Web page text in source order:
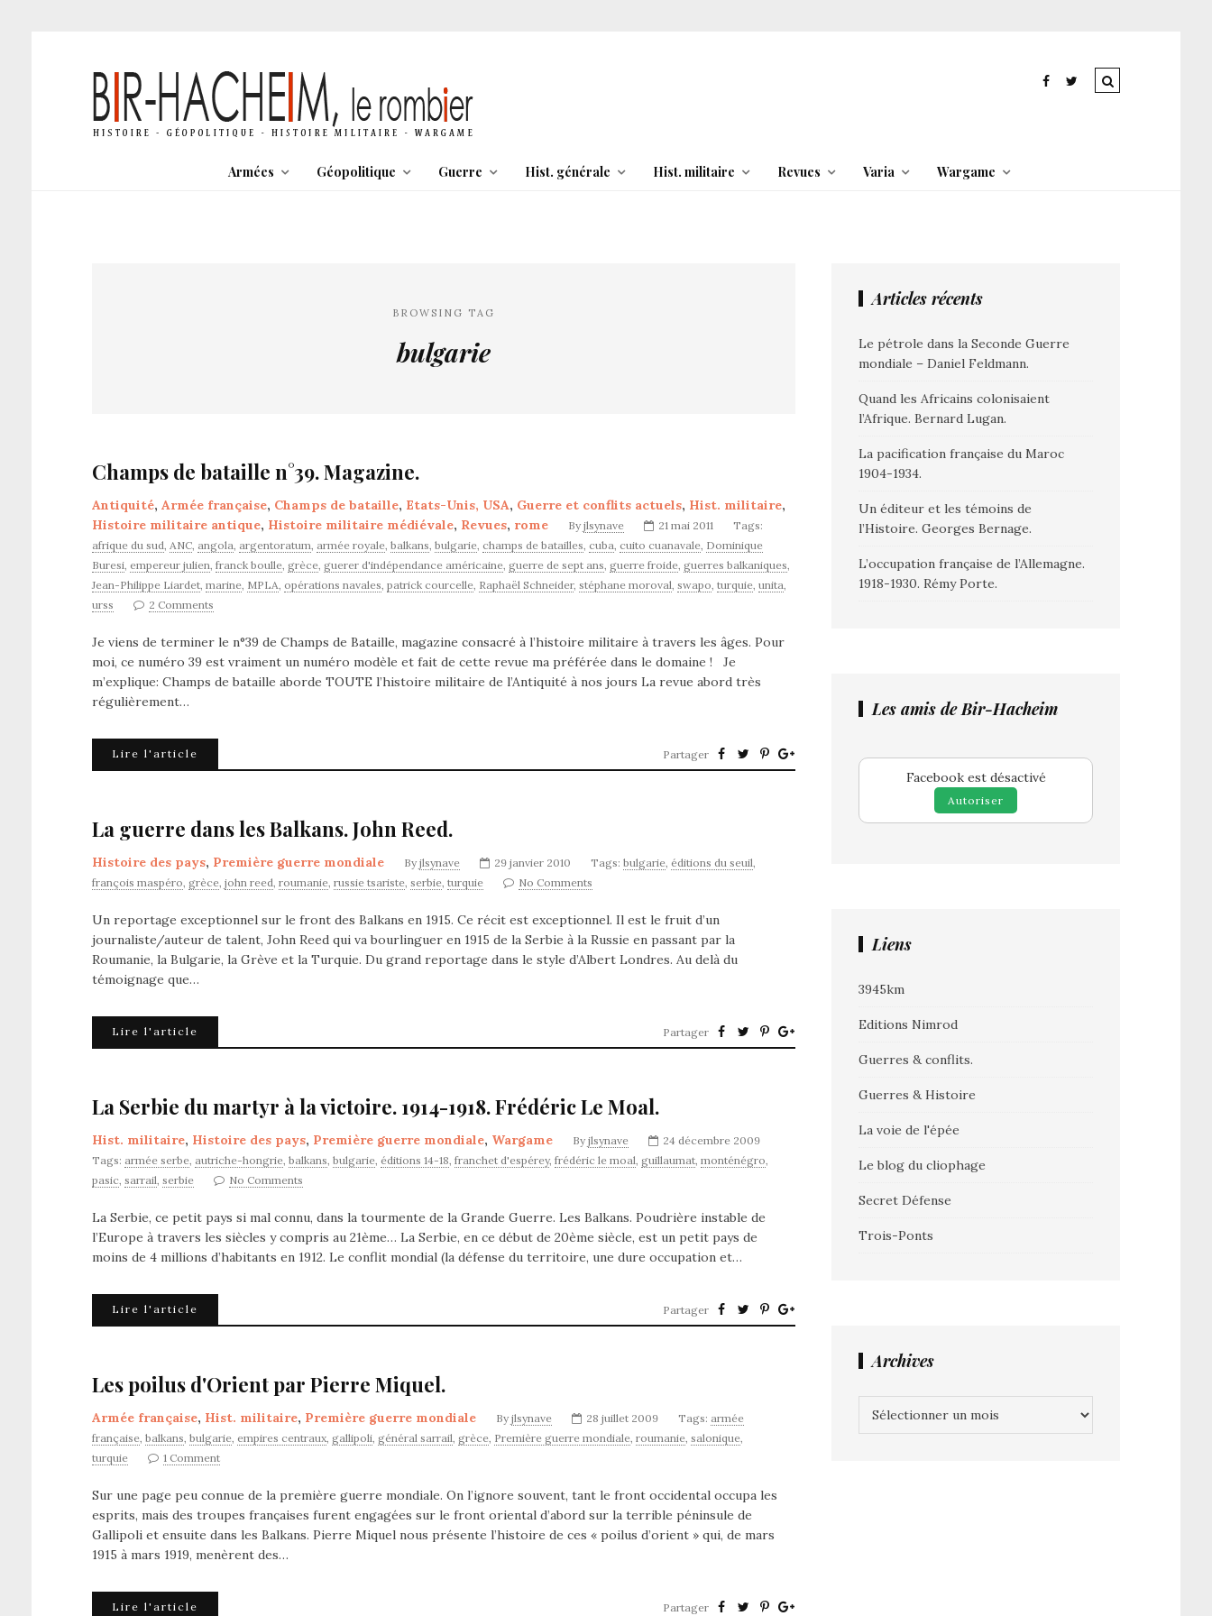
Armées Géopolitique Guerre Hist. générale Hist. militaire Revues Varia Wargame
BROWSING TAG
bulgarie
Champs de bataille n°39. Magazine.
Antiquité, Armée française, Champs de bataille, Etats-Unis, USA, Guerre et conflits actuels, Hist. militaire,
Histoire militaire antique, Histoire militaire médiévale, Revues, rome By jlsynave 21 mai 2011
Tags:
afrique du sud, ANC, angola, argentoratum, armée royale, balkans, bulgarie, champs de batailles, cuba, cuito cuanavale, Dominique
Buresi, empereur julien, franck boulle, grèce, guerer d'indépendance américaine, guerre de sept ans, guerre froide, guerres balkaniques,
Jean-Philippe Liardet, marine, MPLA, opérations navales, patrick courcelle, Raphaël Schneider, stéphane moroval, swapo, turquie, unita,
urss
2 Comments
Je viens de terminer le n°39 de Champs de Bataille, magazine consacré à l’histoire militaire à travers les âges. Pour
moi, ce numéro 39 est vraiment un numéro modèle et fait de cette revue ma préférée dans le domaine ! Je
m’explique: Champs de bataille aborde TOUTE l’histoire militaire de l’Antiquité à nos jours La revue abord très
régulièrement…
Lire l'article Partager
La guerre dans les Balkans. John Reed.
Histoire des pays, Première guerre mondiale By jlsynave 29 janvier 2010 Tags: bulgarie, éditions du seuil,
françois maspéro, grèce, john reed, roumanie, russie tsariste, serbie, turquie No Comments
Un reportage exceptionnel sur le front des Balkans en 1915. Ce récit est exceptionnel. Il est le fruit d’un
journaliste/auteur de talent, John Reed qui va bourlinguer en 1915 de la Serbie à la Russie en passant par la
Roumanie, la Bulgarie, la Grève et la Turquie. Du grand reportage dans le style d’Albert Londres. Au delà du
témoignage que…
Lire l'article Partager
La Serbie du martyr à la victoire. 1914-1918. Frédéric Le Moal.
Hist. militaire, Histoire des pays, Première guerre mondiale, Wargame By jlsynave
24 décembre 2009
Tags: armée serbe, autriche-hongrie, balkans, bulgarie, éditions 14-18, franchet d'espérey, frédéric le moal, guillaumat, monténégro,
pasic, sarrail, serbie No Comments
La Serbie, ce petit pays si mal connu, dans la tourmente de la Grande Guerre. Les Balkans. Poudrière instable de
l’Europe à travers les siècles y compris au 21ème… La Serbie, en ce début de 20ème siècle, est un petit pays de
moins de 4 millions d’habitants en 1912. Le conflit mondial (la défense du territoire, une dure occupation et…
Lire l'article Partager
Les poilus d'Orient par Pierre Miquel.
Armée française, Hist. militaire, Première guerre mondiale By jlsynave 28 juillet 2009 Tags: armée
française, balkans, bulgarie, empires centraux, gallipoli, général sarrail, grèce, Première guerre mondiale, roumanie, salonique,
turquie
1 Comment
Sur une page peu connue de la première guerre mondiale. On l’ignore souvent, tant le front occidental occupa les
esprits, mais des troupes françaises furent engagées sur le front oriental d’abord sur la terrible péninsule de
Gallipoli et ensuite dans les Balkans. Pierre Miquel nous présente l’histoire de ces « poilus d’orient » qui, de mars
1915 à mars 1919, menèrent des…
Lire l'article Partager
Articles récents
Le pétrole dans la Seconde Guerre
mondiale – Daniel Feldmann.
Quand les Africains colonisaient
l’Afrique. Bernard Lugan.
La pacification française du Maroc
1904-1934.
Un éditeur et les témoins de
l’Histoire. Georges Bernage.
L’occupation française de l’Allemagne.
1918-1930. Rémy Porte.
Les amis de Bir-Hacheim
Facebook est désactivé
Autoriser
Liens
3945km
Editions Nimrod
Guerres & conflits.
Guerres & Histoire
La voie de l'épée
Le blog du cliophage
Secret Défense
Trois-Ponts
Archives